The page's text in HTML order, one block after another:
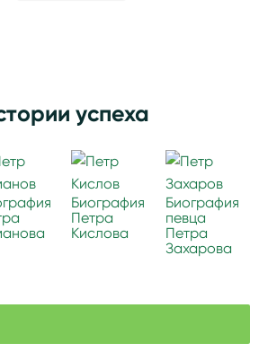
успеха
Биография
Петра
Кислова
Биография
певца
Петра
Захарова